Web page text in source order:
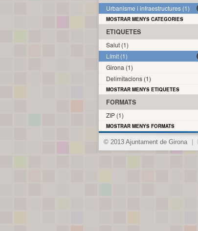
Urbanisme i infraestructures (1)
MOSTRAR MENYS CATEGORIES
ETIQUETES
Salut (1)
Límit (1)
Girona (1)
Delimitacions (1)
MOSTRAR MENYS ETIQUETES
FORMATS
ZIP (1)
MOSTRAR MENYS FORMATS
© 2013 Ajuntament de Girona